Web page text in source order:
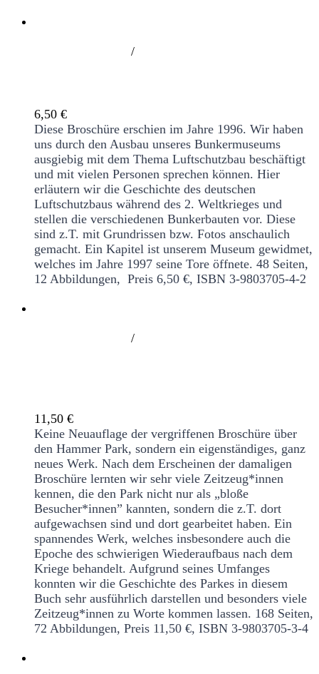
/
6,50 €
Diese Broschüre erschien im Jahre 1996. Wir haben
uns durch den Ausbau unseres Bunkermuseums
ausgiebig mit dem Thema Luftschutzbau beschäftigt
und mit vielen Personen sprechen können. Hier
erläutern wir die Geschichte des deutschen
Luftschutzbaus während des 2. Weltkrieges und
stellen die verschiedenen Bunkerbauten vor. Diese
sind z.T. mit Grundrissen bzw. Fotos anschaulich
gemacht. Ein Kapitel ist unserem Museum gewidmet,
welches im Jahre 1997 seine Tore öffnete. 48 Seiten,
12 Abbildungen, Preis 6,50 €, ISBN 3-9803705-4-2
/
11,50 €
Keine Neuauflage der vergriffenen Broschüre über
den Hammer Park, sondern ein eigenständiges, ganz
neues Werk. Nach dem Erscheinen der damaligen
Broschüre lernten wir sehr viele Zeitzeug*innen
kennen, die den Park nicht nur als „bloße
Besucher*innen” kannten, sondern die z.T. dort
aufgewachsen sind und dort gearbeitet haben. Ein
spannendes Werk, welches insbesondere auch die
Epoche des schwierigen Wiederaufbaus nach dem
Kriege behandelt. Aufgrund seines Umfanges
konnten wir die Geschichte des Parkes in diesem
Buch sehr ausführlich darstellen und besonders viele
Zeitzeug*innen zu Worte kommen lassen. 168 Seiten,
72 Abbildungen, Preis 11,50 €, ISBN 3-9803705-3-4